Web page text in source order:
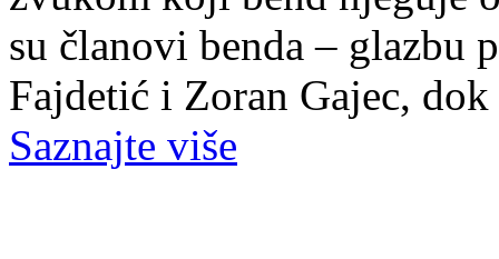
su članovi benda – glazbu
Fajdetić i Zoran Gajec,
Saznajte više